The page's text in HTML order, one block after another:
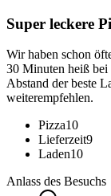
Super leckere
Wir haben schon
30 Minuten heiß
Abstand der beste
weiterempfehlen.
Pizza10
Lieferzeit9
Laden10
Anlass des Besuchs